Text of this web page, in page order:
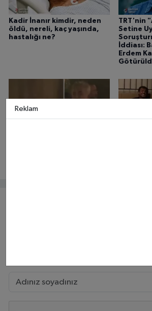
Kadir İnanır kimdir, neden
öldü, nereli, kaç yaşında,
hastalığı ne?
TRT'nin
Setine
İddiası:
Erdem
Reklam